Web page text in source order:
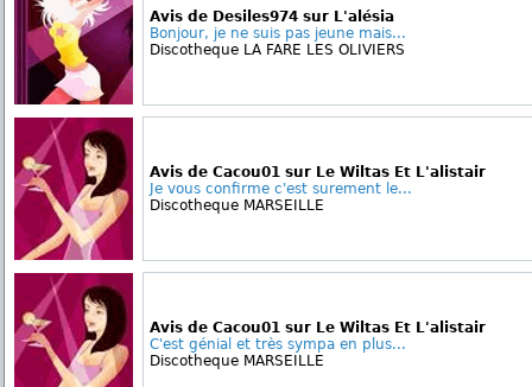
Avis de Desiles974 sur L'alésia
Bonjour, je ne suis pas jeune mais...
Discotheque LA FARE LES OLIVIERS
Avis de Cacou01 sur Le Wiltas Et L'alistair
Je vous confirme c'est surement le...
Discotheque MARSEILLE
Avis de Cacou01 sur Le Wiltas Et L'alistair
C'est génial et très sympa en plus...
Discotheque MARSEILLE